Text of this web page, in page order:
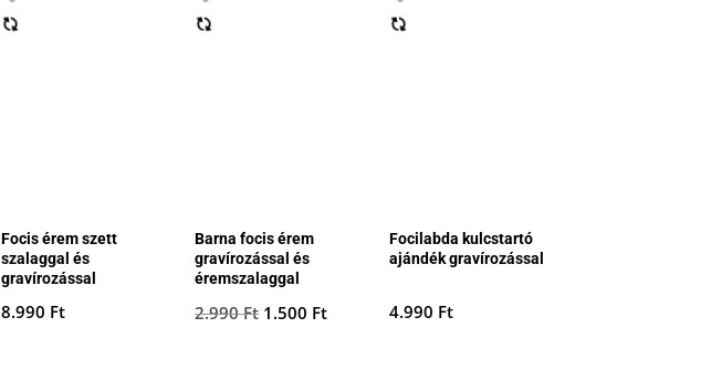
Focis érem szett
szalaggal és
gravírozással
8.990 Ft
Barna focis érem
gravírozással és
éremszalaggal
2.990Ft Original
1.500 FtCurrent
Focilabda kulcstartó
ajándék gravírozással
4.990 Ft